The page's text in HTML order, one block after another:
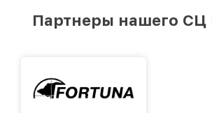
лучшим сервисным центром
Партнеры нашего СЦ